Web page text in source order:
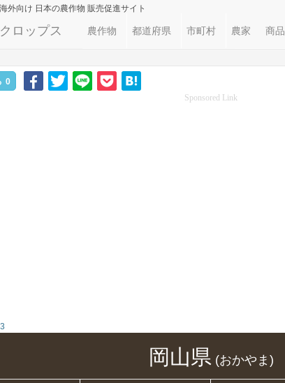
外向け 日本の農作物 販売促進サイト
ロップス 農作物 都道府県 市町村 農家 商品
0
Sponsored Link
岡山県(おかやま)